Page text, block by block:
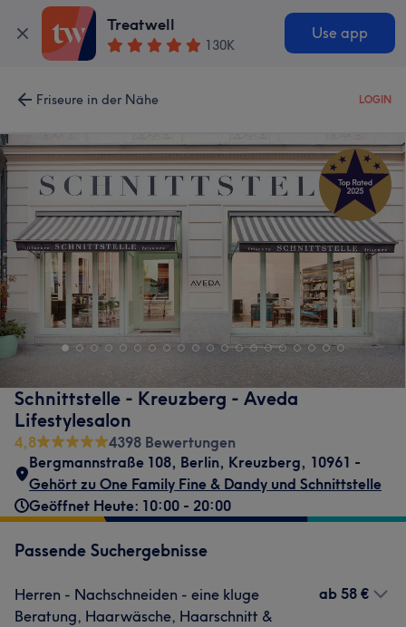
Treatwell
130K
Use app
Friseure in der Nähe LOGIN
Schnittstelle - Kreuzberg - Aveda
Lifestylesalon
4,8
4398 Bewertungen
Bergmannstraße 108, Berlin, Kreuzberg, 10961 -
Gehört zu One Family Fine & Dandy und Schnittstelle
Geöffnet Heute: 10:00 - 20:00
Passende Suchergebnisse
Herren - Nachschneiden - eine kluge
Beratung, Haarwäsche, Haarschnitt &
ab 58 €